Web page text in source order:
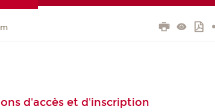
d'accès et d'inscription